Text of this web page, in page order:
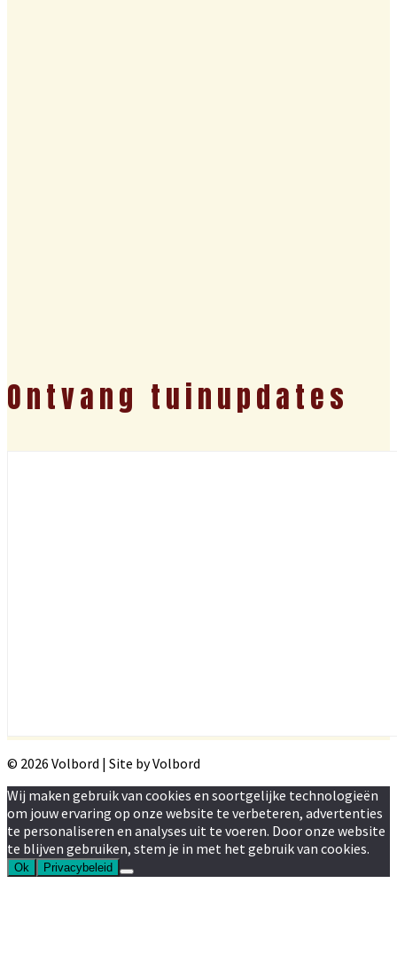
Ontvang tuinupdates
© 2026 Volbord | Site by Volbord
Wij maken gebruik van cookies en soortgelijke technologieën
om jouw ervaring op onze website te verbeteren, advertenties
te personaliseren en analyses uit te voeren. Door onze website
te blijven gebruiken, stem je in met het gebruik van cookies.
Ok Privacybeleid